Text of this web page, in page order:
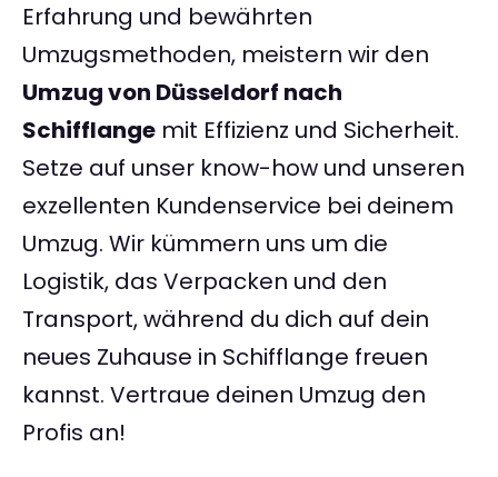
Erfahrung und bewährten
Umzugsmethoden, meistern wir den
Umzug von Düsseldorf nach
Schifflange mit Effizienz und Sicherheit.
Setze auf unser know-how und unseren
exzellenten Kundenservice bei deinem
Umzug. Wir kümmern uns um die
Logistik, das Verpacken und den
Transport, während du dich auf dein
neues Zuhause in Schifflange freuen
kannst. Vertraue deinen Umzug den
Profis an!